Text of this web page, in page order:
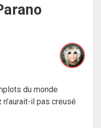
du monde
n’aurait-il pas creusé